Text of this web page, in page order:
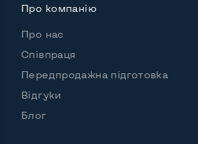
Про компанію
Про нас
Співпраця
Передпродажна підготовка
Відгуки
Блог